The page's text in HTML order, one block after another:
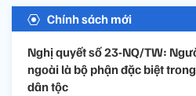
Chính sách mới
Nghị quyết số 23-NQ/TW:
ngoài là bộ phận đặc biệt
dân tộc